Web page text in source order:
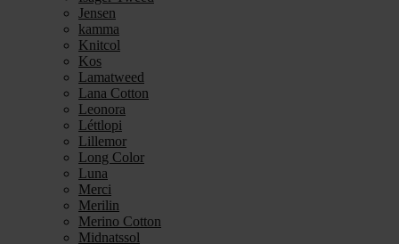
Jensen
kamma
Knitcol
Kos
Lamatweed
Lana Cotton
Leonora
Léttlopi
Lillemor
Long Color
Luna
Merci
Merilin
Merino Cotton
Midnatssol